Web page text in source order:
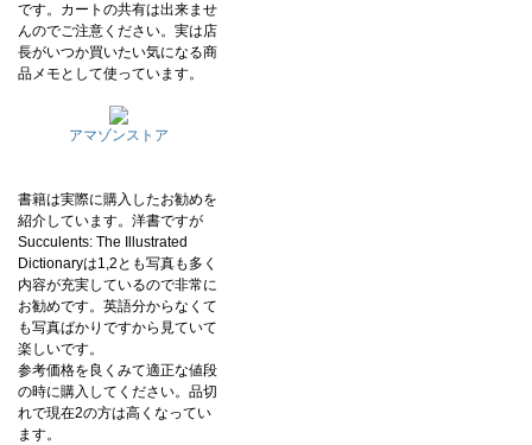
です。カートの共有は出来ませ
んのでご注意ください。実は店
長がいつか買いたい気になる商
品メモとして使っています。
アマゾンストア
書籍は実際に購入したお勧めを
紹介しています。洋書ですが
Succulents: The Illustrated
Dictionaryは1,2とも写真も多く
内容が充実しているので非常に
お勧めです。英語分からなくて
も写真ばかりですから見ていて
楽しいです。
参考価格を良くみて適正な値段
の時に購入してください。品切
れで現在2の方は高くなってい
ます。